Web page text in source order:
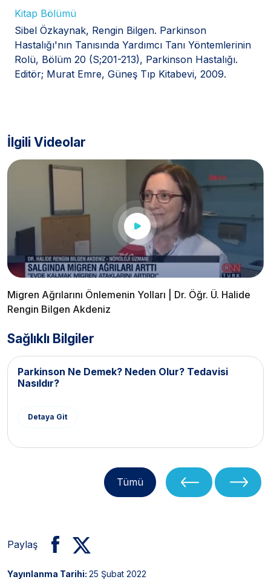
Kitap Bölümü
Sibel Özkaynak, Rengin Bilgen. Parkinson
Hastalığı'nın Tanısında Yardımcı Tanı Yöntemlerinin
Rolü, Bölüm 20 (S;201-213), Parkinson Hastalığı.
Editör; Murat Emre, Güneş Tıp Kitabevi, 2009.
İlgili Videolar
Migren Ağrılarını Önlemenin Yolları | Dr. Öğr. Ü. Halide
Rengin Bilgen Akdeniz
Sağlıklı Bilgiler
Parkinson Ne Demek? Neden Olur? Tedavisi
Nasıldır?
Detaya Git
Tümü
Paylaş
Yayınlanma Tarihi: 25 Şubat 2022